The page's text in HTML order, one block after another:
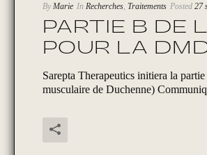
By Marie In Recherches Traitements Posted 27
PARTIE B DE
POUR LA
Sarepta Therapeutics initiera la
musculaire de Duchenne)